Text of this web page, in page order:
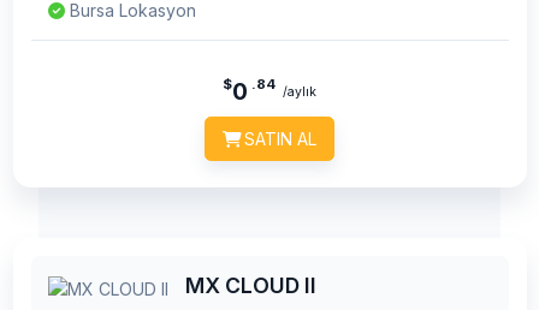
Bursa Lokasyon
$0 .84 /aylık
SATIN AL
MX CLOUD II